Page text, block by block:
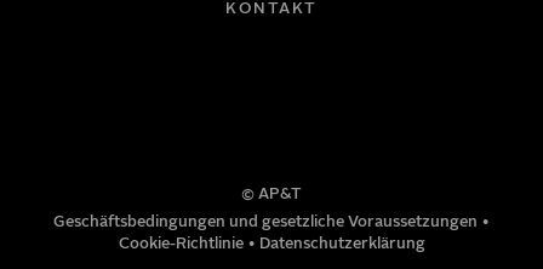
© AP&T
Geschäftsbedingungen und gesetzliche Voraussetzungen •
Cookie-Richtlinie • Datenschutzerklärung
KONTAKT